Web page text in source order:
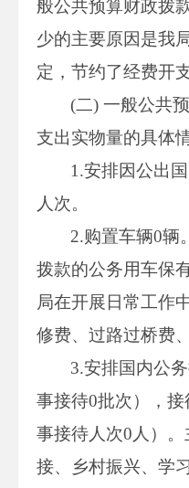
般公共预算财政拨
少的主要原因是我
定，节约了经费开支
(二) 一般公共
支出实物量的具体
1.安排因公出
人次。
2.购置车辆0辆
拨款的公务用车保
局在开展日常工作
修费、过路过桥费
3.安排国内公
事接待0批次），
事接待人次0人）
接、乡村振兴、学